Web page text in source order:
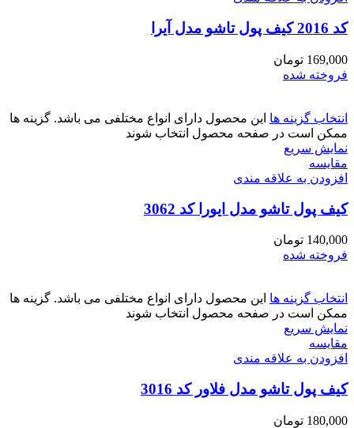
کد 2016 کیف پول تاشو مدل آیرا
169,000 تومان
فروخته شده
انتخاب گزینه ها این محصول دارای انواع مختلفی می باشد. گزینه ها
ممکن است در صفحه محصول انتخاب شوند
نمایش سریع
مقايسه
افزودن به علاقه مندی
کیف پول تاشو مدل ایورا کد 3062
140,000 تومان
فروخته شده
انتخاب گزینه ها این محصول دارای انواع مختلفی می باشد. گزینه ها
ممکن است در صفحه محصول انتخاب شوند
نمایش سریع
مقايسه
افزودن به علاقه مندی
کیف پول تاشو مدل فلاور کد 3016
180,000 تومان